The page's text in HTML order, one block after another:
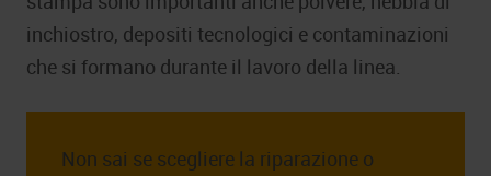
inchiostro, depositi tecnologici e contaminazioni
che si formano durante il lavoro della linea.
Non sai se scegliere la riparazione o